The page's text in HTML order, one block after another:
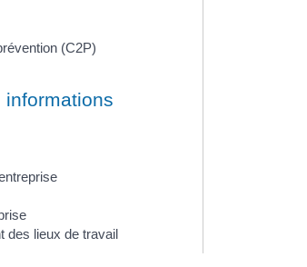
(C2P)
informations
des lieux de travail